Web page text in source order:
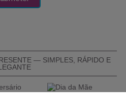
— SIMPLES, RÁPIDO E